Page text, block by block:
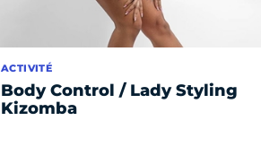
ACTIVITÉ
Body Control / Lady Styling
Kizomba